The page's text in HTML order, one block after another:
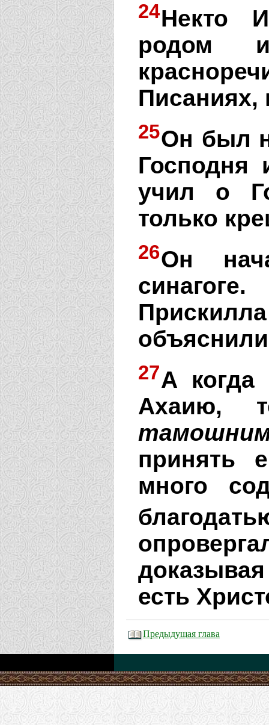
24Некто
родом
25Он был
Господня
учил о
только
26Он
27А когда
Ахаию,
принять
много
есть
Предыдущая глава